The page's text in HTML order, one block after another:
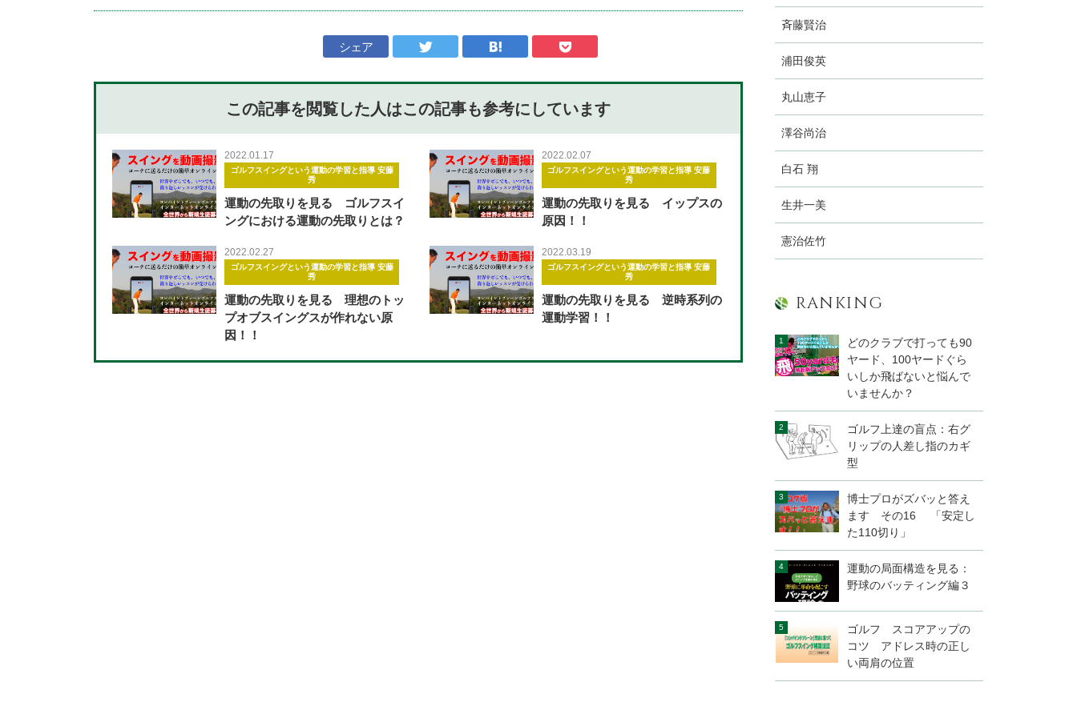
シェア
この記事を閲覧した人はこの記事も参考にしています
2022.01.17
ゴルフスイングという運動の学習と指導 安藤
秀
運動の先取りを見る ゴルフスイ
ングにおける運動の先取りとは？
2022.02.07
ゴルフスイングという運動の学習と指導 安藤
秀
運動の先取りを見る イップスの
原因！！
2022.02.27
ゴルフスイングという運動の学習と指導 安藤
秀
運動の先取りを見る 理想のトッ
プオブスイングスが作れない原
因！！
2022.03.19
ゴルフスイングという運動の学習と指導 安藤
秀
運動の先取りを見る 逆時系列の
運動学習！！
斉藤賢治
浦田俊英
丸山恵子
澤谷尚治
白石 翔
生井一美
憲治佐竹
RANKING
どのクラブで打っても90
ヤード、100ヤードぐら
いしか飛ばないと悩んで
いませんか？
ゴルフ上達の盲点：右グ
リップの人差し指のカギ
型
博士プロがズバッと答え
ます その16 「安定し
た110切り」
運動の局面構造を見る：
野球のバッティング編３
ゴルフ スコアアップの
コツ アドレス時の正し
い両肩の位置